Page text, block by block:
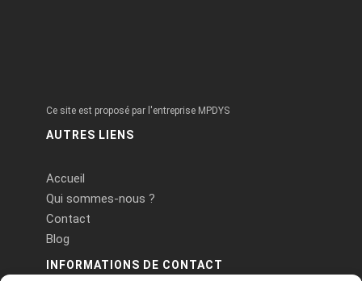
Ce site est proposé par l'entreprise MPDYS
AUTRES LIENS
Accueil
Qui sommes-nous ?
Contact
Blog
INFORMATIONS DE CONTACT